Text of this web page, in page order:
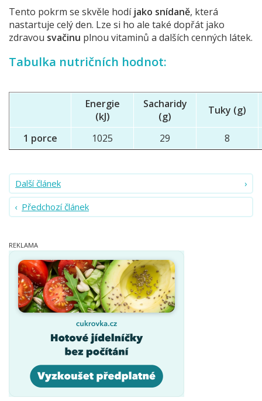
Tento pokrm se skvěle hodí jako snídaně, která
nastartuje celý den. Lze si ho ale také dopřát jako
zdravou svačinu plnou vitaminů a dalších cenných látek.
Tabulka nutričních hodnot:
Energie
(kJ)
Sacharidy
(g)
Tuky (g)
1 porce 1025 29 8
Další článek
Předchozí článek